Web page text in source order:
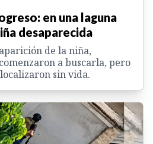
en una laguna
desaparecida
de la niña,
a buscarla, pero
sin vida.